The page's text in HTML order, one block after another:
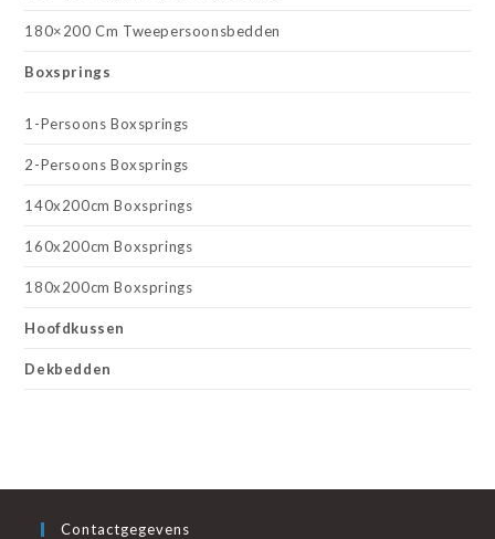
180×200 Cm Tweepersoonsbedden
Boxsprings
1-Persoons Boxsprings
2-Persoons Boxsprings
140x200cm Boxsprings
160x200cm Boxsprings
180x200cm Boxsprings
Hoofdkussen
Dekbedden
Contactgegevens